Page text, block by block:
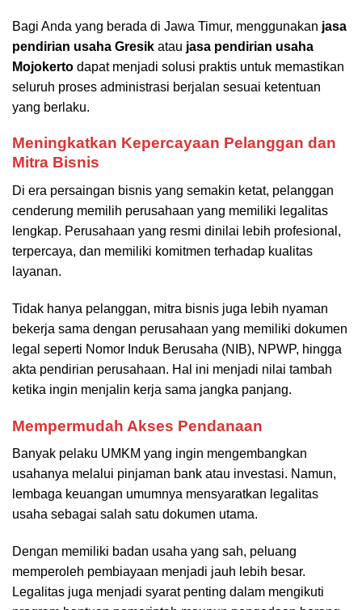
Bagi Anda yang berada di Jawa Timur, menggunakan jasa
pendirian usaha Gresik atau jasa pendirian usaha
Mojokerto dapat menjadi solusi praktis untuk memastikan
seluruh proses administrasi berjalan sesuai ketentuan
yang berlaku.
Meningkatkan Kepercayaan Pelanggan dan
Mitra Bisnis
Di era persaingan bisnis yang semakin ketat, pelanggan
cenderung memilih perusahaan yang memiliki legalitas
lengkap. Perusahaan yang resmi dinilai lebih profesional,
terpercaya, dan memiliki komitmen terhadap kualitas
layanan.
Tidak hanya pelanggan, mitra bisnis juga lebih nyaman
bekerja sama dengan perusahaan yang memiliki dokumen
legal seperti Nomor Induk Berusaha (NIB), NPWP, hingga
akta pendirian perusahaan. Hal ini menjadi nilai tambah
ketika ingin menjalin kerja sama jangka panjang.
Mempermudah Akses Pendanaan
Banyak pelaku UMKM yang ingin mengembangkan
usahanya melalui pinjaman bank atau investasi. Namun,
lembaga keuangan umumnya mensyaratkan legalitas
usaha sebagai salah satu dokumen utama.
Dengan memiliki badan usaha yang sah, peluang
memperoleh pembiayaan menjadi jauh lebih besar.
Legalitas juga menjadi syarat penting dalam mengikuti